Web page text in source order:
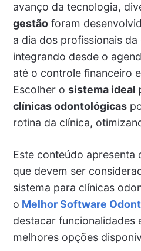
avanço da tecnologia,
gestãoforam
a dia dos profissionais
integrando desde o
até o controle financeiro
Escolher o sistema ideal
clínicas odontológicas
rotina da clínica,
Este conteúdo apresenta
que devem ser
sistema para clínicas
o Melhor Software
destacar funcionalidades
melhores opções